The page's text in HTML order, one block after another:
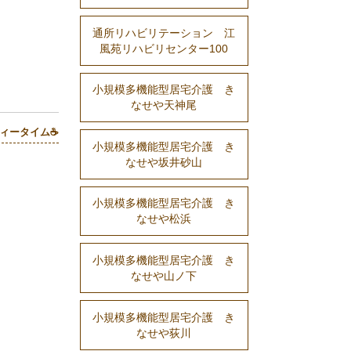
ータイム☕
通所リハビリテーション 江
風苑リハビリセンター100
小規模多機能型居宅介護 き
なせや天神尾
小規模多機能型居宅介護 き
なせや坂井砂山
小規模多機能型居宅介護 き
なせや松浜
小規模多機能型居宅介護 き
なせや山ノ下
小規模多機能型居宅介護 き
なせや荻川